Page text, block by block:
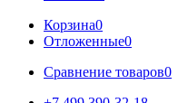
Корзина0
Отложенные0
Сравнение товаров0